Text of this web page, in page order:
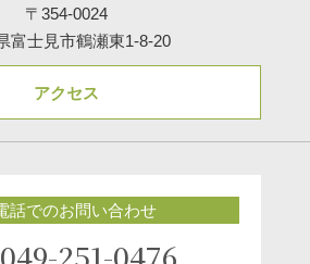
〒354-0024
富士見市鶴瀬東1-8-20
アクセス
話でのお問い合わせ
049-251-0476